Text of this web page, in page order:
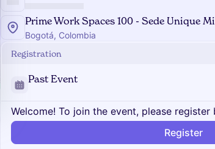
Prime Work Spaces 100 - Sede Unique
Bogotá, Colombia
Registration
Past Event
Welcome! To join the event, please register
Register